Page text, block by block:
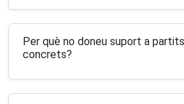
Per què no doneu suport a
concrets?